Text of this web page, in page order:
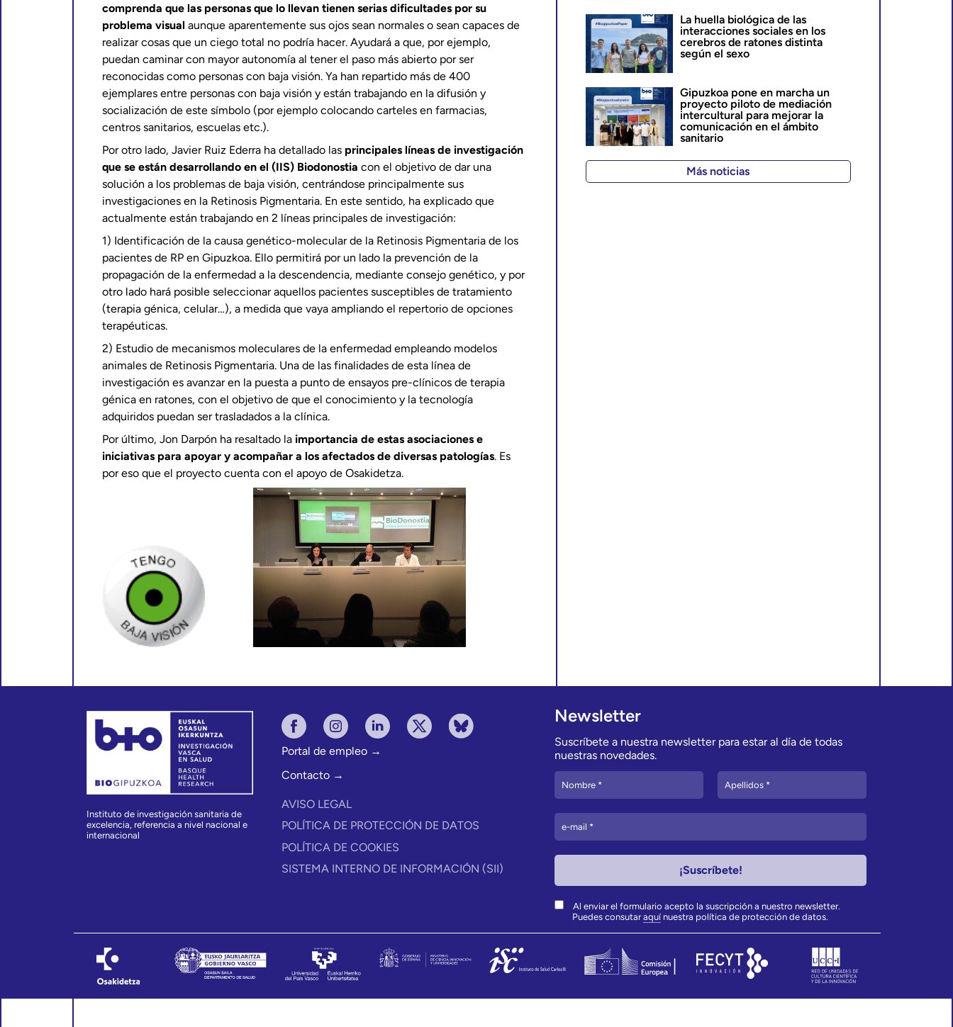
comprenda que las personas que lo llevan tienen serias dificultades por su
problema visual aunque aparentemente sus ojos sean normales o sean capaces de
realizar cosas que un ciego total no podría hacer. Ayudará a que, por ejemplo,
puedan caminar con mayor autonomía al tener el paso más abierto por ser
reconocidas como personas con baja visión. Ya han repartido más de 400
ejemplares entre personas con baja visión y están trabajando en la difusión y
socialización de este símbolo (por ejemplo colocando carteles en farmacias,
centros sanitarios, escuelas etc.).
Por otro lado, Javier Ruiz Ederra ha detallado las principales líneas de investigación
que se están desarrollando en el (IIS) Biodonostia con el objetivo de dar una
solución a los problemas de baja visión, centrándose principalmente sus
investigaciones en la Retinosis Pigmentaria. En este sentido, ha explicado que
actualmente están trabajando en 2 líneas principales de investigación:
1) Identificación de la causa genético-molecular de la Retinosis Pigmentaria de los
pacientes de RP en Gipuzkoa. Ello permitirá por un lado la prevención de la
propagación de la enfermedad a la descendencia, mediante consejo genético, y por
otro lado hará posible seleccionar aquellos pacientes susceptibles de tratamiento
(terapia génica, celular…), a medida que vaya ampliando el repertorio de opciones
terapéuticas.
2) Estudio de mecanismos moleculares de la enfermedad empleando modelos
animales de Retinosis Pigmentaria. Una de las finalidades de esta línea de
investigación es avanzar en la puesta a punto de ensayos pre-clínicos de terapia
génica en ratones, con el objetivo de que el conocimiento y la tecnología
adquiridos puedan ser trasladados a la clínica.
Por último, Jon Darpón ha resaltado la importancia de estas asociaciones e
iniciativas para apoyar y acompañar a los afectados de diversas patologías. Es
por eso que el proyecto cuenta con el apoyo de Osakidetza.
La huella biológica de las
interacciones sociales en los
cerebros de ratones distinta
según el sexo
Gipuzkoa pone en marcha un
proyecto piloto de mediación
intercultural para mejorar la
comunicación en el ámbito
sanitario
Más noticias
Instituto de investigación sanitaria de
excelencia, referencia a nivel nacional e
internacional
Portal de empleo →
Contacto →
AVISO LEGAL
POLÍTICA DE PROTECCIÓN DE DATOS
POLÍTICA DE COOKIES
SISTEMA INTERNO DE INFORMACIÓN (SII)
Newsletter
Suscríbete a nuestra newsletter para estar al día de todas
nuestras novedades.
Al enviar el formulario acepto la suscripción a nuestro newsletter.
Puedes consutaraquí nuestra política de protección de datos.